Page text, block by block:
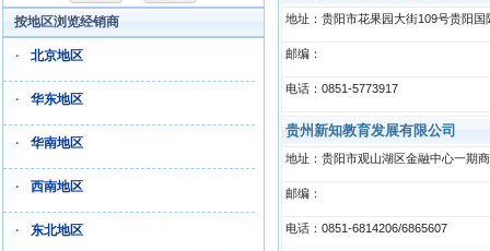
按地区浏览经销商
· 北京地区
· 华东地区
· 华南地区
· 西南地区
· 东北地区
地址：贵阳市花果园大街109号贵阳国
邮编：
电话：0851-5773917
贵州新知教育发展有限公司
地址：贵阳市观山湖区金融中心一期
邮编：
电话：0851-6814206/6865607